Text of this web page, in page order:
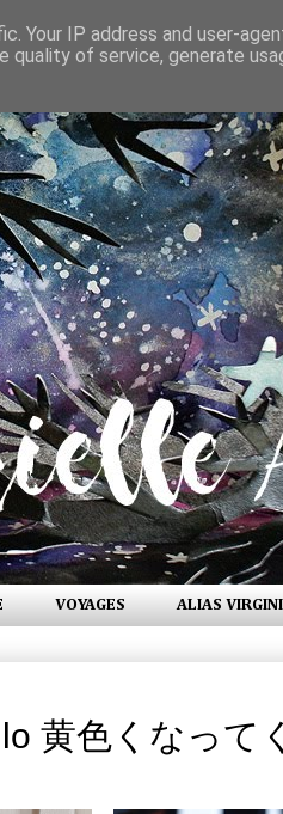
VOYAGES ALIAS
黄色くなって
Your IP address and user-
quality of service, generate